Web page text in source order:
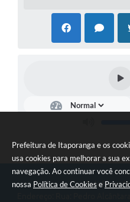
Prefeitura de Itaporanga e os
usa cookies para melhorar a sua
navegação. Ao continuar você
nossa Política de Cookies e
Telefone:
Endereço: Rua: Pedro